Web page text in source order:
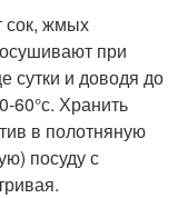
сок, жмых
при
сутки и доводя до
60°с. Хранить
в полотняную
посуду с